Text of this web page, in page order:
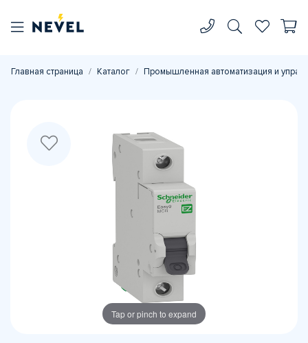
Главная страница Каталог Промышленная автоматизация и
Tap or pinch to expand